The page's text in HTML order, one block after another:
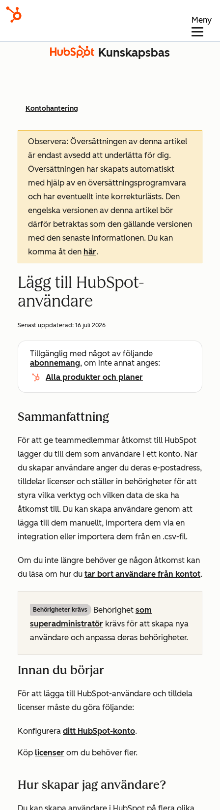
Meny
Kunskapsbas
Kontohantering
Observera: Översättningen av denna artikel
är endast avsedd att underlätta för dig.
Översättningen har skapats automatiskt
med hjälp av en översättningsprogramvara
och har eventuellt inte korrekturlästs. Den
engelska versionen av denna artikel bör
därför betraktas som den gällande versionen
med den senaste informationen. Du kan
komma åt den här.
Lägg till HubSpot-
användare
Senast uppdaterad: 16 juli 2026
Tillgänglig med något av följande
abonnemang, om inte annat anges:
Alla produkter och planer
Sammanfattning
För att ge teammedlemmar åtkomst till HubSpot
lägger du till dem som användare i ett konto. När
du skapar användare anger du deras e-postadress,
tilldelar licenser och ställer in behörigheter för att
styra vilka verktyg och vilken data de ska ha
åtkomst till. Du kan skapa användare genom att
lägga till dem manuellt, importera dem via en
integration eller importera dem från en .csv-fil.
Om du inte längre behöver ge någon åtkomst kan
du läsa om hur du tar bort användare från kontot.
Behörigheter krävs Behörighet som
superadministratör krävs för att skapa nya
användare och anpassa deras behörigheter.
Innan du börjar
För att lägga till HubSpot-användare och tilldela
licenser måste du göra följande:
Konfigurera ditt HubSpot-konto.
Köp licenser om du behöver fler.
Hur skapar jag användare?